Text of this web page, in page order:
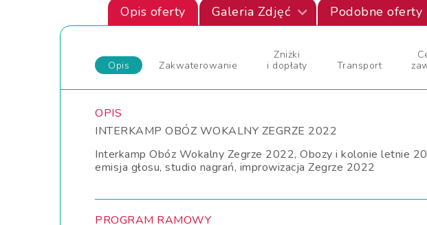
Opis oferty Galeria Zdjęć Podobne oferty
Opis Zakwaterowanie
Zniżki
i dopłaty
Transport
OPIS
INTERKAMP OBÓZ WOKALNY ZEGRZE 2022
Interkamp Obóz Wokalny Zegrze 2022, Obozy i kolonie letnie
emisja głosu, studio nagrań, improwizacja Zegrze 2022
PROGRAM RAMOWY